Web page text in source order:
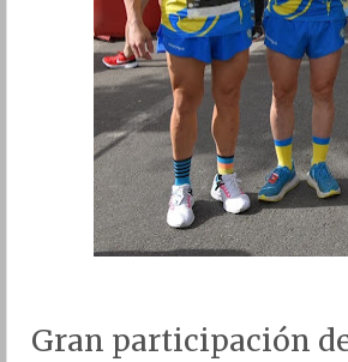
Gran participación